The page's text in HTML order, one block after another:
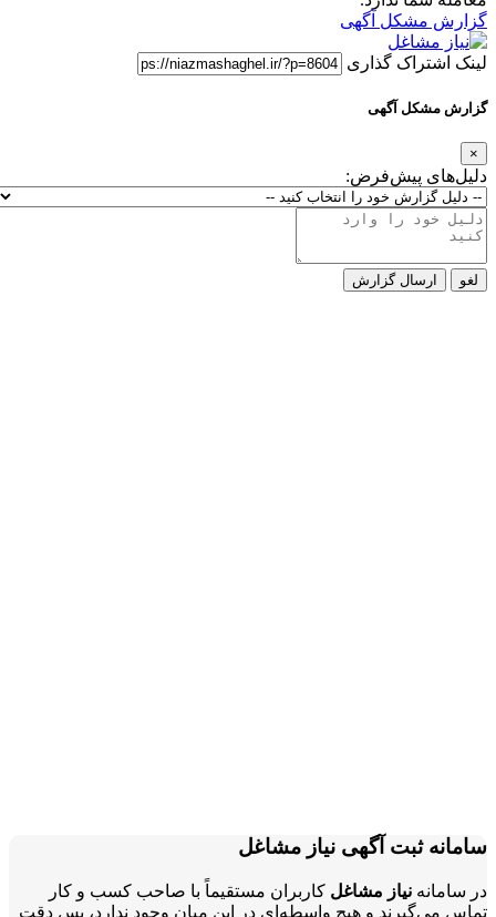
آگهی
گذاری
آگهی
گزارش
آگهی نیاز مشاغل
مشاغلکاربران مستقیماً با صاحب کسب و کار
و هیچ واسطه‌ای در این میان وجود ندارد، پس دقت